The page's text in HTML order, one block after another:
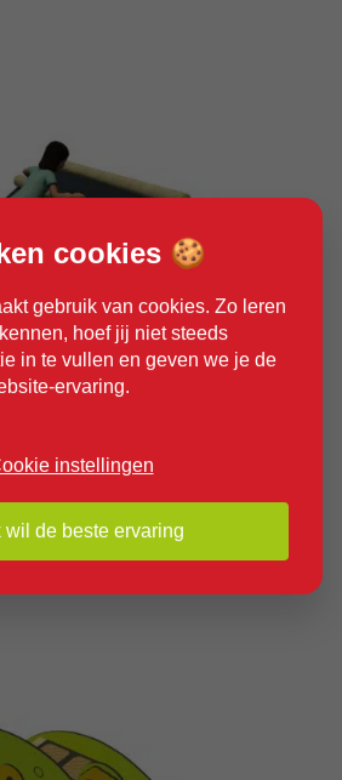
cookies 🍪
gebruik van cookies. Zo leren
hoef jij niet steeds
in te vullen en geven we je de
ervaring.
instellingen
wil de beste ervaring